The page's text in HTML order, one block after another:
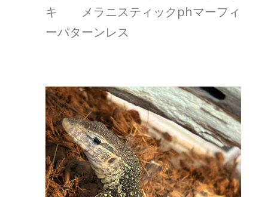
キ メラニスティックphマーフィ
ーパターンレス